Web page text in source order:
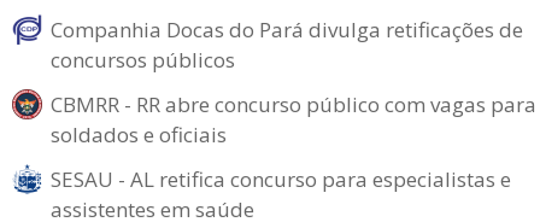
Companhia Docas do Pará divulga retificações de
concursos públicos
CBMRR - RR abre concurso público com vagas para
soldados e oficiais
SESAU - AL retifica concurso para especialistas e
assistentes em saúde